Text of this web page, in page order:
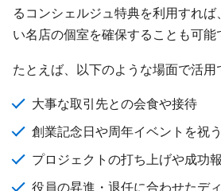
るコンシェルジュ特典を利用すれ
い名店の個室を確保することも可能
たとえば、以下のような場面で活用
大事な取引先との会食や接待
創業記念日や周年イベントを祝
プロジェクトの打ち上げや成功
役員の昇進・退任に合わせたデ